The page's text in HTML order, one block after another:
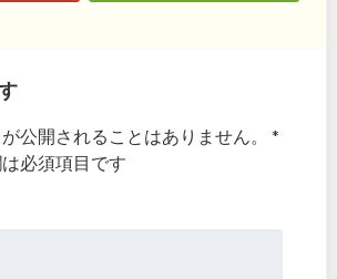
公開されることはありません。
*
必須項目です